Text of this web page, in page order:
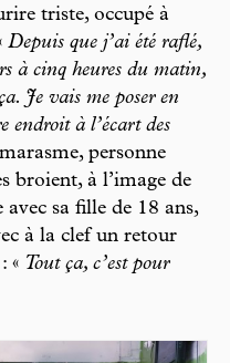
triste, occupé à
Depuis que j’ai été raflé,
à cinq heures du matin,
Je vais me poser en
endroit à l’écart des
personne
broient, à l’image de
sa fille de 18 ans,
à la clef un retour
« Tout ça, c’est pour